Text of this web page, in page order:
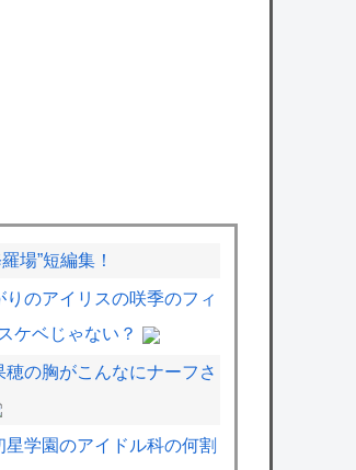
場”短編集！
りのアイリスの咲季のフィ
ケベじゃない？
穂の胸がこんなにナーフさ
星学園のアイドル科の何割